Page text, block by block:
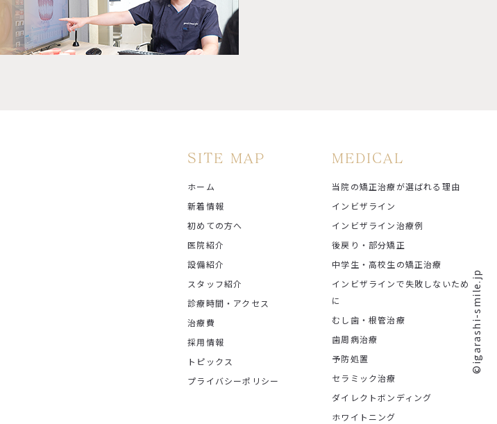
SITE MAP
ホーム
新着情報
初めての方へ
医院紹介
設備紹介
スタッフ紹介
診療時間・アクセス
治療費
採用情報
トピックス
プライバシーポリシー
MEDICAL
当院の矯正治療が選ばれる理由
インビザライン
インビザライン治療例
後戻り・部分矯正
中学生・高校生の矯正治療
インビザラインで失敗しないため
に
むし歯・根管治療
歯周病治療
予防処置
セラミック治療
ダイレクトボンディング
ホワイトニング
©igarashi-smile.jp